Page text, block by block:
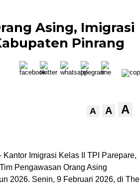
Asing, Imigrasi
Pinrang
A A A
Kantor Imigrasi Kelas II TPI Parepare,
Pengawasan Orang Asing
2026. Senin, 9 Februari 2026, di The